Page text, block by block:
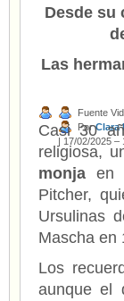
Desde su
Las
Fuente
PorClara
| 17/02/2025 –
Casi 30
religiosa,
monja en
Pitcher,
Ursulinas
Mascha en
Los
aunque el